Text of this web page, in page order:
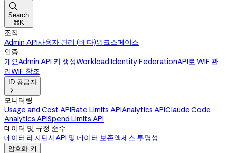

Search
⌘K
조직
Admin API사용자 관리 (베타)워크스페이스
인증
개요Admin API 키 생성Workload Identity FederationAPI로 WIF 관
리WIF 참조
ID 공급자

모니터링
Usage and Cost APIRate Limits APIAnalytics APIClaude Code
Analytics APISpend Limits API
데이터 및 규정 준수
데이터 레지던시API 및 데이터 보존액세스 투명성
암호화 키